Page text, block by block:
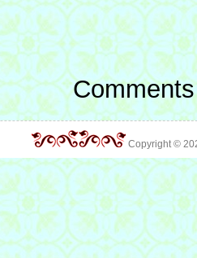
Copyright ©